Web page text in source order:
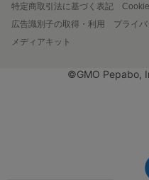
特定商取引法に基づく表記
広告識別子の取得・利用
プライ
メディアキット
©GMO Pepabo,